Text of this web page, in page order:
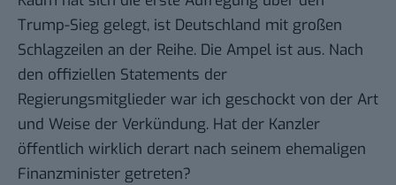
Trump-Sieg gelegt, ist Deutschland mit großen
Schlagzeilen an der Reihe. Die Ampel ist aus. Nach
den offiziellen Statements der
Regierungsmitglieder war ich geschockt von der Art
und Weise der Verkündung. Hat der Kanzler
öffentlich wirklich derart nach seinem ehemaligen
Finanzminister getreten?